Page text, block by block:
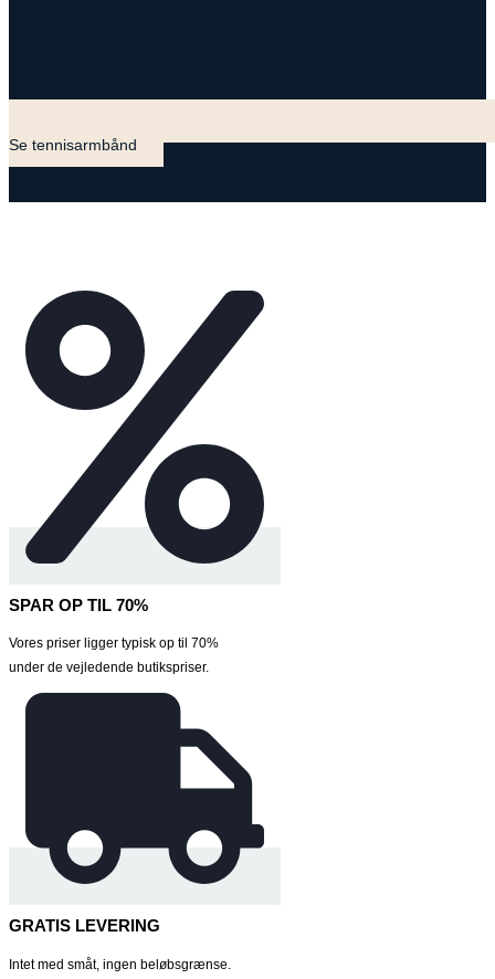
Se tennisarmbånd
SPAR OP TIL 70%
Vores priser ligger typisk op til 70%
under de vejledende butikspriser.
GRATIS LEVERING
Intet med småt, ingen beløbsgrænse.